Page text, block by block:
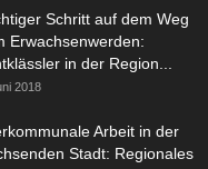
Schritt auf dem Weg
Erwachsenwerden:
in der Region...
2018
Arbeit in der
Stadt: Regionales